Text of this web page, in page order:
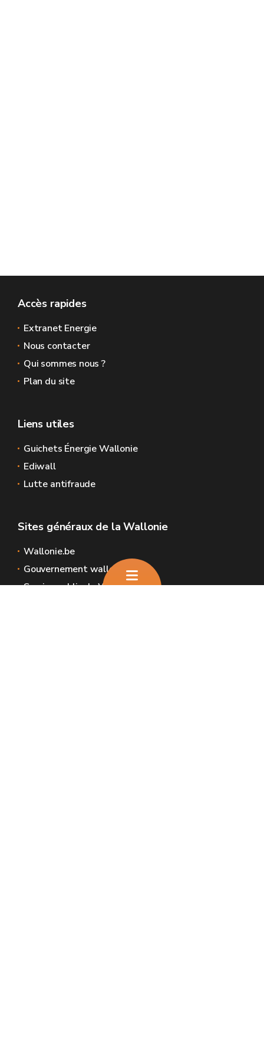
Accès rapides
Extranet Energie
Nous contacter
Qui sommes nous ?
Plan du site
Liens utiles
Guichets Énergie Wallonie
Ediwall
Lutte antifraude
Sites généraux de la Wallonie
Wallonie.be
Gouvernement wallon
Service public de Wallonie